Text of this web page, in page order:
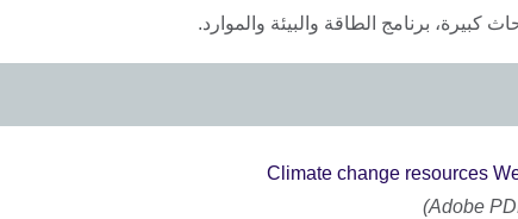
كبيرة، برنامج الطاقة والبيئة والموارد.
Climate change resources